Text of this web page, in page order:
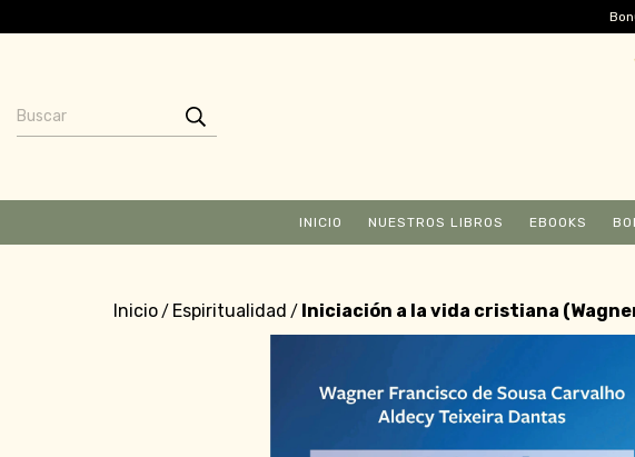
INICIO NUESTROS LIBROS EBOOKS
Inicio/ Espiritualidad / Iniciación a la vida cristiana